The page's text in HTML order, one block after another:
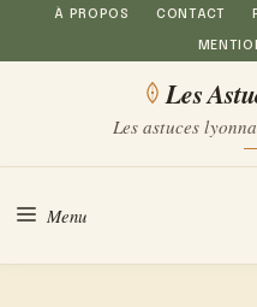
Aller
au
À PROPOS CONTACT
Les
Les astuces
Menu